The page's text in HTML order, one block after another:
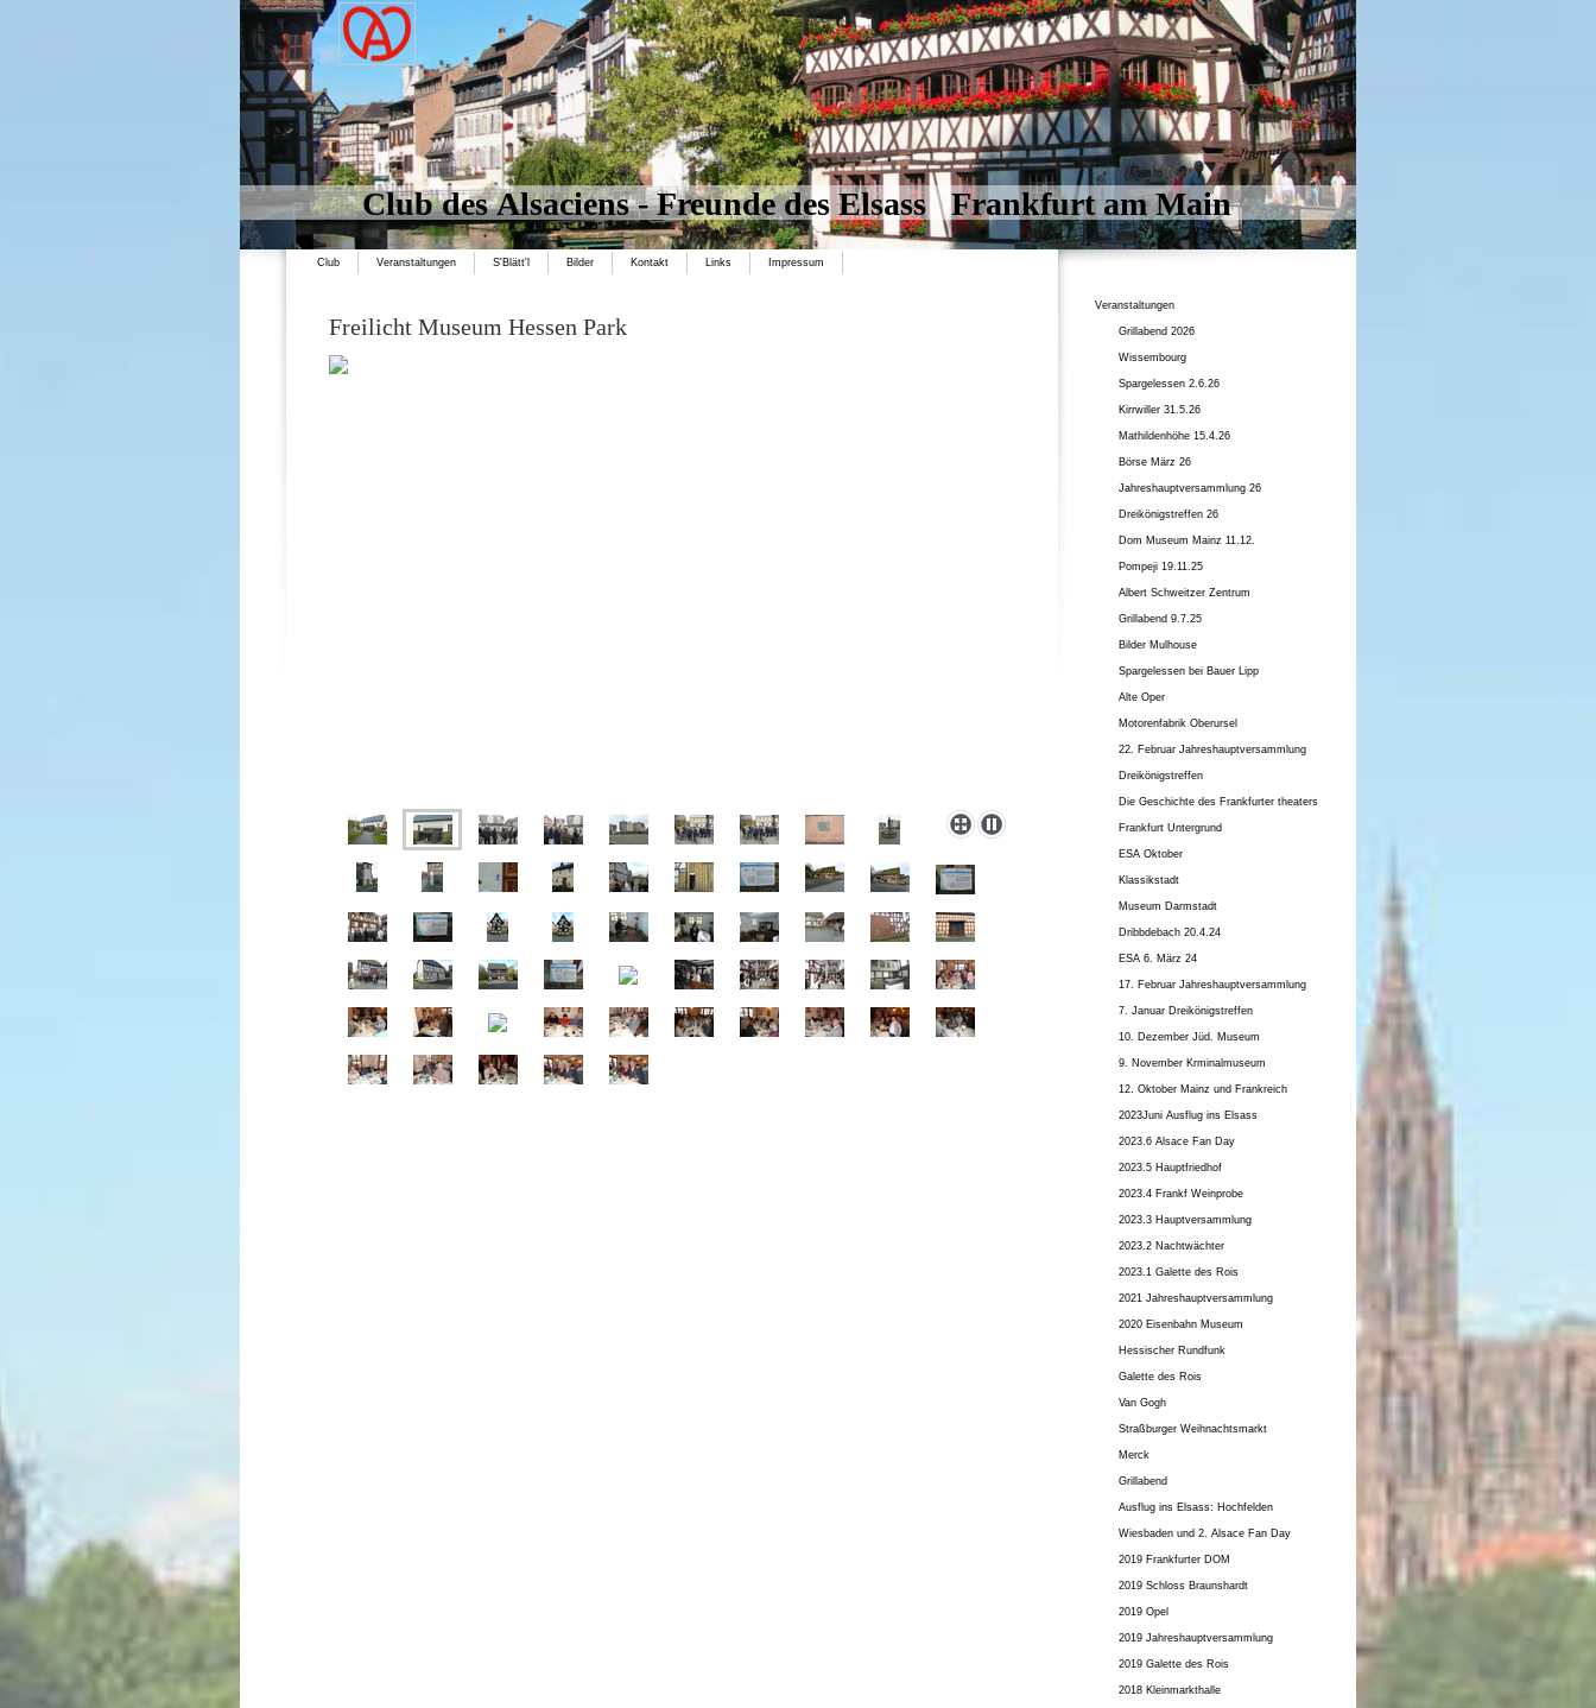
Club des Alsaciens - Freunde des Elsass Frankfurt am Main
Club Veranstaltungen S'Blätt'l Bilder Kontakt Links Impressum
Freilicht Museum Hessen Park
Veranstaltungen
Grillabend 2026
Wissembourg
Spargelessen 2.6.26
Kirrwiller 31.5.26
Mathildenhöhe 15.4.26
Börse März 26
Jahreshauptversammlung 26
Dreikönigstreffen 26
Dom Museum Mainz 11.12.
Pompeji 19.11.25
Albert Schweitzer Zentrum
Grillabend 9.7.25
Bilder Mulhouse
Spargelessen bei Bauer Lipp
Alte Oper
Motorenfabrik Oberursel
22. Februar Jahreshauptversammlung
Dreikönigstreffen
Die Geschichte des Frankfurter theaters
Frankfurt Untergrund
ESA Oktober
Klassikstadt
Museum Darmstadt
Dribbdebach 20.4.24
ESA 6. März 24
17. Februar Jahreshauptversammlung
7. Januar Dreikönigstreffen
10. Dezember Jüd. Museum
9. November Krminalmuseum
12. Oktober Mainz und Frankreich
2023Juni Ausflug ins Elsass
2023.6 Alsace Fan Day
2023.5 Hauptfriedhof
2023.4 Frankf Weinprobe
2023.3 Hauptversammlung
2023.2 Nachtwächter
2023.1 Galette des Rois
2021 Jahreshauptversammlung
2020 Eisenbahn Museum
Hessischer Rundfunk
Galette des Rois
Van Gogh
Straßburger Weihnachtsmarkt
Merck
Grillabend
Ausflug ins Elsass: Hochfelden
Wiesbaden und 2. Alsace Fan Day
2019 Frankfurter DOM
2019 Schloss Braunshardt
2019 Opel
2019 Jahreshauptversammlung
2019 Galette des Rois
2018 Kleinmarkthalle